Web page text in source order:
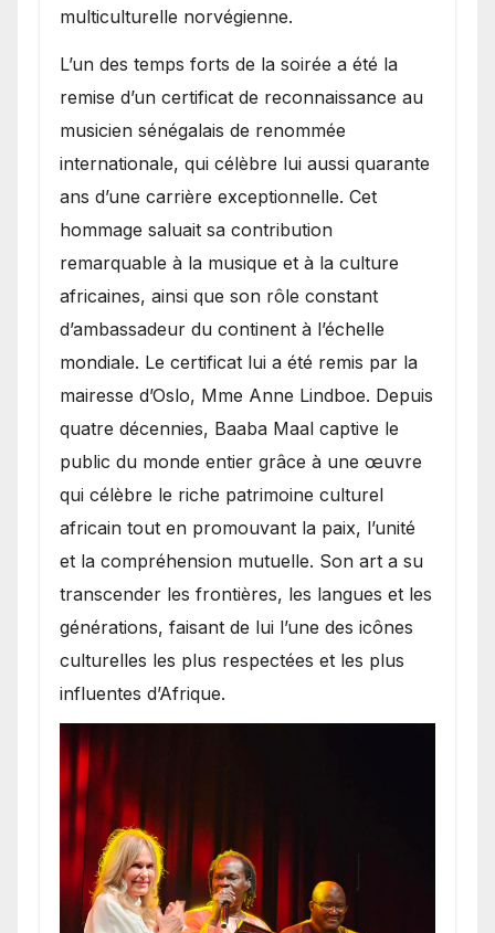
multiculturelle norvégienne.
​L’un des temps forts de la soirée a été la
remise d’un certificat de reconnaissance au
musicien sénégalais de renommée
internationale, qui célèbre lui aussi quarante
ans d’une carrière exceptionnelle. Cet
hommage saluait sa contribution
remarquable à la musique et à la culture
africaines, ainsi que son rôle constant
d’ambassadeur du continent à l’échelle
mondiale. Le certificat lui a été remis par la
mairesse d’Oslo, Mme Anne Lindboe. Depuis
quatre décennies, Baaba Maal captive le
public du monde entier grâce à une œuvre
qui célèbre le riche patrimoine culturel
africain tout en promouvant la paix, l’unité
et la compréhension mutuelle. Son art a su
transcender les frontières, les langues et les
générations, faisant de lui l’une des icônes
culturelles les plus respectées et les plus
influentes d’Afrique.